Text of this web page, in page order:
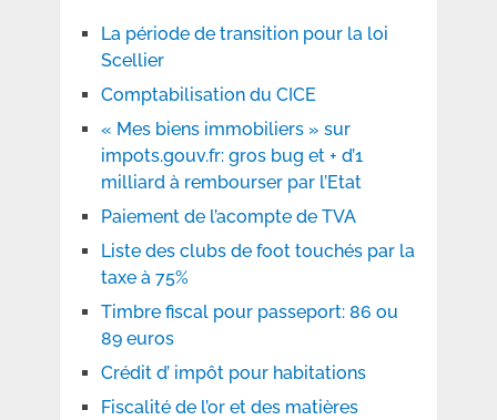
La période de transition pour la loi
Scellier
Comptabilisation du CICE
« Mes biens immobiliers » sur
impots.gouv.fr: gros bug et + d’1
milliard à rembourser par l’Etat
Paiement de l’acompte de TVA
Liste des clubs de foot touchés par la
taxe à 75%
Timbre fiscal pour passeport: 86 ou
89 euros
Crédit d’ impôt pour habitations
Fiscalité de l’or et des matières